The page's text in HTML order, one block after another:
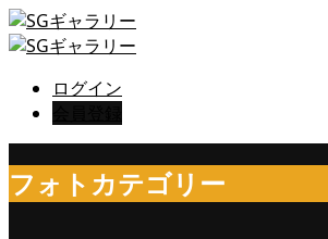
ログイン
フォトカテゴリー